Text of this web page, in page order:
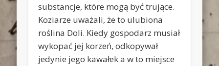
substancje, które mogą być trujące.
Koziarze uważali, że to ulubiona
roślina Doli. Kiedy gospodarz musiał
wykopać jej korzeń, odkopywał
jedynie jego kawałek a w to miejsce